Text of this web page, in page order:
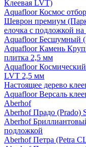
Клеевая LVT)
Aquafloor Космос
Шеврон премиум
елочка с подложкой
Aquafloor Бесшумный
Aquafloor Камень
плитка 2,5 мм
Aquafloor
LVT 2,5 мм
Настоящее дерево
Aquafloor Версаль
Aberhof
Aberhof Прадо (Prado)
Aberhof
подложкой
Aberhof Петра (Petra